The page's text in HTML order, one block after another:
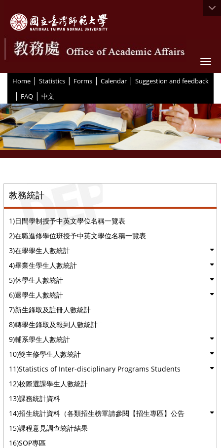
Home | Statistics | Forms | Calendar | Suggestion and feedback
| FAQ | 中文
教務統計
1)日間學制授予中英文學位名稱一覽表
2)在職進修學位班授予中英文學位名稱一覽表
3)在學學生人數統計
4)畢業生學生人數統計
5)休學生人數統計
6)退學生人數統計
7)新生錄取及註冊人數統計
8)轉學生錄取及報到人數統計
9)輔系學生人數統計
10)雙主修學生人數統計
11)Statistics of Inter-disciplinary Programs Students
12)校際選課學生人數統計
13)課務統計資料
14)招生統計資料（各類招生榜單請參閱【招生專區】公告
15)課程意見調查統計結果
16)SOP專區